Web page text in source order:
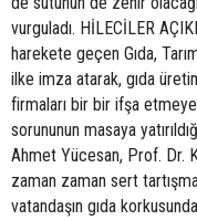
vurguladı. HİLECİLER
harekete geçen Gıda,
ilke imza atarak, gıda
firmaları bir bir ifşa
sorununun masaya
Ahmet Yücesan, Prof. Dr.
zaman zaman sert
vatandaşın gıda